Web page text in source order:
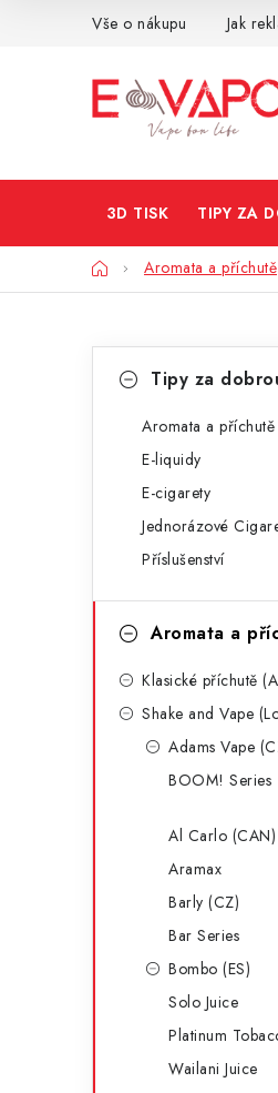
Vše o nákupu Jak
3D TISK TIPY ZA
DomůAromata a příchutě
n
kategorieTipy za
Aromata a příchutě
E-liquidy
E-cigarety
Jednorázové
Příslušenství
Aromata a
Klasické příchutě
Shake and Vape
Adams Vape
BOOM! Series
Al Carlo (CAN)
Aramax
Barly (CZ)
Bar Series
Bombo (ES)
Solo Juice
Platinum
Wailani Juice